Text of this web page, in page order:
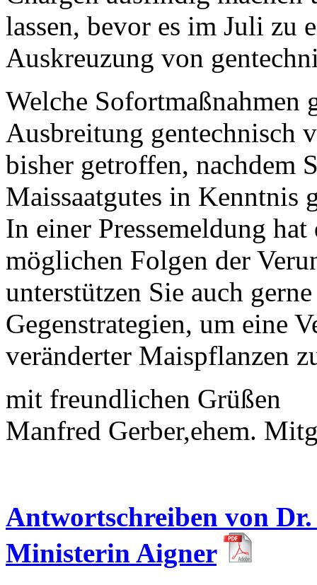
lassen, bevor es im Juli zu
Auskreuzung von
Welche Sofortmaßnahmen
Ausbreitung gentechnisch
bisher getroffen, nachdem
Maissaatgutes in Kenntnis
In einer Pressemeldung
möglichen Folgen der
unterstützen Sie auch
Gegenstrategien, um eine
veränderter Maispflanzen
mit freundlichen Grüßen
Manfred Gerber,ehem.
Antwortschreiben von
Ministerin Aigner